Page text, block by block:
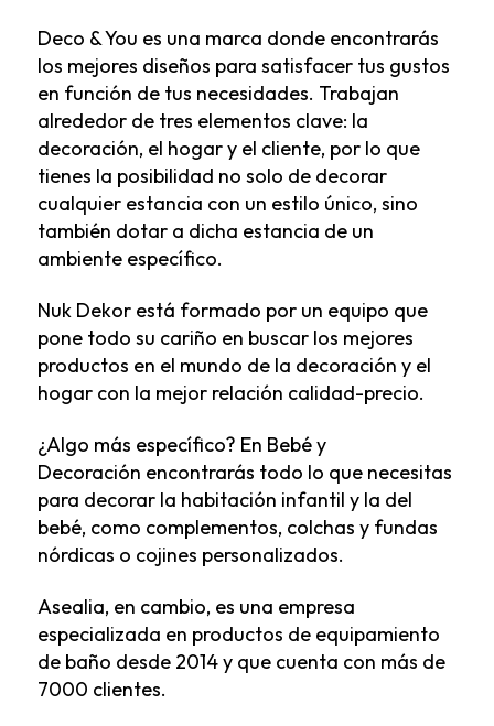
Deco & You es una marca donde encontrarás
los mejores diseños para satisfacer tus gustos
en función de tus necesidades. Trabajan
alrededor de tres elementos clave: la
decoración, el hogar y el cliente, por lo que
tienes la posibilidad no solo de decorar
cualquier estancia con un estilo único, sino
también dotar a dicha estancia de un
ambiente específico.
Nuk Dekorestá formado por un equipo que
pone todo su cariño en buscar los mejores
productos en el mundo de la decoración y el
hogar con la mejor relación calidad-precio.
¿Algo más específico? En Bebé y
Decoración encontrarás todo lo que necesitas
para decorar la habitación infantil y la del
bebé, como complementos, colchas y fundas
nórdicas o cojines personalizados.
Asealia, en cambio, es una empresa
especializada en productos de equipamiento
de baño desde 2014 y que cuenta con más de
7000 clientes.